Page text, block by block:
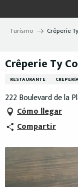
au
contenu
Turismo Crêperie
Crêperie Ty
RESTAURANTE
222 Boulevard de la
Cómo llegar
Compartir